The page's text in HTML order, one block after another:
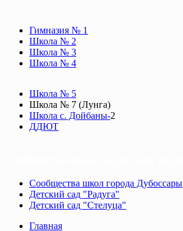
Гимназия № 1
Школа № 2
Школа № 3
Школа № 4
Школа № 5
Школа № 7 (Лунга)
Школа с. Дойбаны-2
ДДЮТ
Сообщества школ города Дубоссары
Детский сад "Радуга"
Детский сад "Стелуца"
Главная